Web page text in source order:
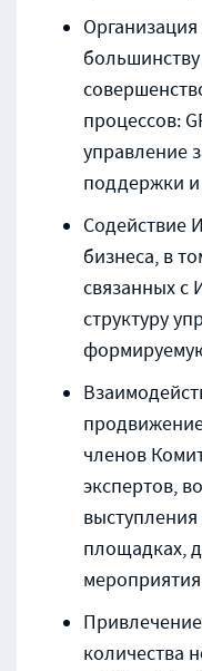
процессов:
управление
поддержки и
Содействие
бизнеса, в
связанных
структуру
членов
экспертов,
выступления
площадках,
мероприятия
количества